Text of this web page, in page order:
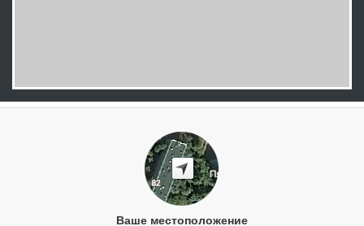
Ваше местоположение